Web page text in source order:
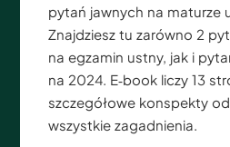
pytań jawnych na maturze
Znajdziesz tu zarówno 2
na egzamin ustny, jak i
na 2024. E‑book liczy 13
szczegółowe konspekty
wszystkie zagadnienia.